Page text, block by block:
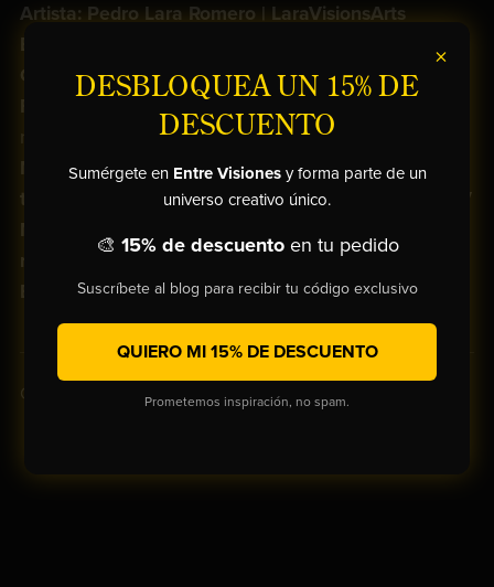
×
DESBLOQUEA UN 15% DE
DESCUENTO
Sumérgete en Entre Visionesy forma parte de un
universo creativo único.
🎨 15% de descuentoen tu pedido
Suscríbete al blog para recibir tu código exclusivo
QUIERO MI 15% DE DESCUENTO
Prometemos inspiración, no spam.
Artista: Pedro Lara Romero | LaraVisionsArts
Edición:
Certificación: Certificado de autenticidad incluido
Firma: Firmada por el artista y numerada
Materiales:Impresa enlienzo de alta calidad con
tintas HP sin disolventes, resistentes a los rayos UV
Envío: Gratuito a cualquier parte del mundo